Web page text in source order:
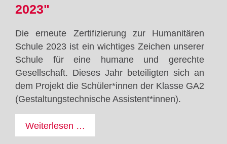
2023"
Die erneute Zertifizierung zur Humanitären
Schule 2023 ist ein wichtiges Zeichen unserer
Schule für eine humane und gerechte
Gesellschaft. Dieses Jahr beteiligten sich an
dem Projekt die Schüler*innen der Klasse GA2
(Gestaltungstechnische Assistent*innen).
Weiterlesen …
zur